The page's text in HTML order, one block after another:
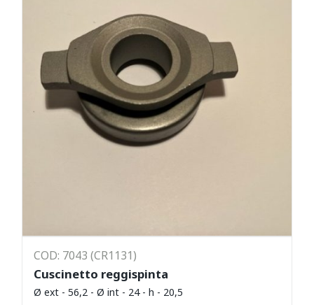
COD: 7043 (CR1131)
Cuscinetto reggispinta
Ø ext - 56,2 - Ø int - 24 - h - 20,5